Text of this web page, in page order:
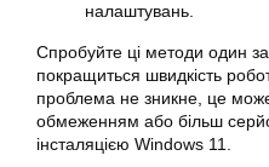
налаштувань.
Спробуйте ці методи один
покращиться швидкість
проблема не зникне, це
обмеженням або більш
інсталяцією Windows 11.